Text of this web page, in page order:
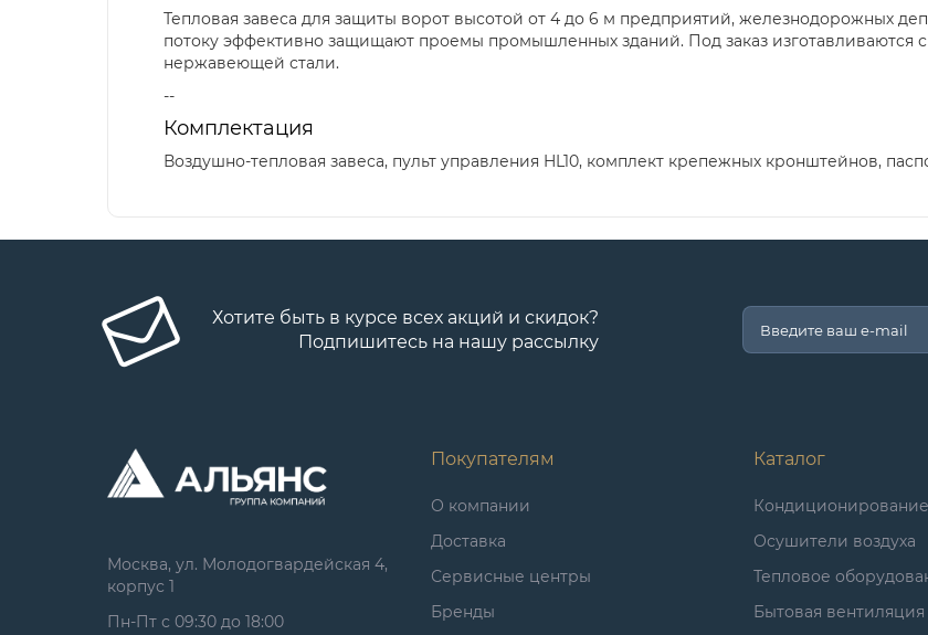
Тепловая завеса для защиты ворот высотой от 4 до 6 м предприятий, железнодорожных
потоку эффективно защищают проемы промышленных зданий. Под заказ изготавливаются
нержавеющей стали.
--
Комплектация
Воздушно-тепловая завеса, пульт управления HL10, комплект крепежных кронштейнов,
Хотите быть в курсе всех акций и скидок?
Подпишитесь на нашу рассылку
Москва, ул. Молодогвардейская 4,
корпус 1
Пн-Пт с 09:30 до 18:00
Покупателям
О компании
Доставка
Сервисные центры
Бренды
Каталог
Кондиционирование
Осушители воздуха
Тепловое
Бытовая вентиляция